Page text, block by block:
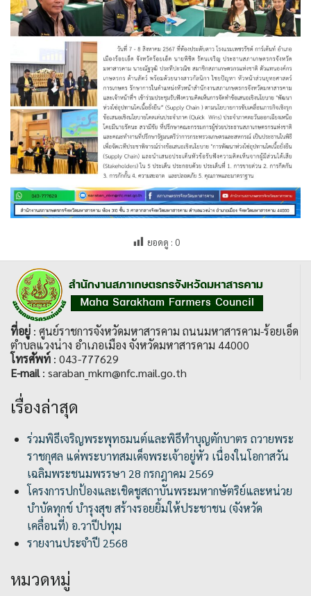
ยอดดู : 0
ที่อยู่ : ศูนย์ราชการจังหวัดมหาสารคาม ถนนมหาสารคาม-ร้อยเอ็ด
ตำบลแวงน่าง อำเภอเมือง จังหวัดมหาสารคาม 44000
โทรศัพท์ : 043-777629
E-mail: saraban_mkm@nfc.mail.go.th
เรื่องล่าสุด
ร่วมพิธีเจริญพระพุทธมนต์และพิธีทำบุญตักบาตร ถวายพระ
ราชกุศล แด่พระบาทสมเด็จพระเจ้าอยู่หัว เนื่องในโอกาสวัน
เฉลิมพระชนมพรรษา 28 กรกฎาคม 2569
โครงการปกป้องและเชิดชูสถาบันพระมหากษัตริย์และหน่วย
บำบัดทุกข์ บำรุงสุข สร้างรอยยิ้มให้ประชาชน (จังหวัด
เคลื่อนที่) อ.วาปีปทุม
รายงานประจำปี 2568
หมวดหมู่